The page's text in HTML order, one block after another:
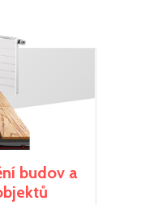
budov a